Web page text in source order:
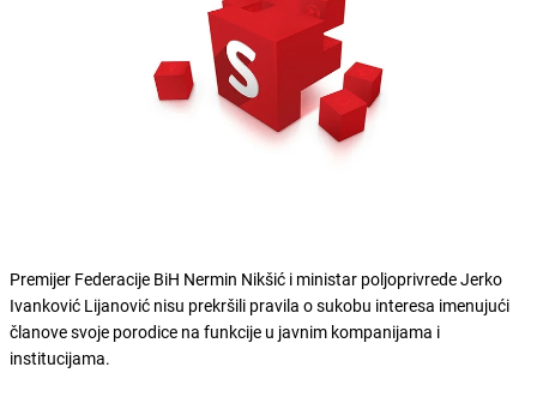
Premijer Federacije BiH Nermin Nikšić i ministar poljoprivrede Jerko
Ivanković Lijanović nisu prekršili pravila o sukobu interesa imenujući
članove svoje porodice na funkcije u javnim kompanijama i
institucijama.